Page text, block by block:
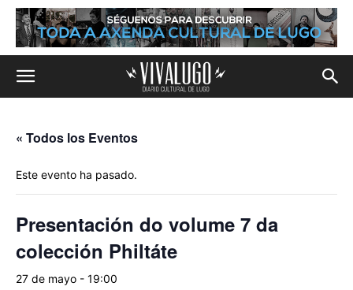
« Todos los Eventos
Este evento ha pasado.
Presentación do volume 7 da
colección Philtáte
27 de mayo - 19:00